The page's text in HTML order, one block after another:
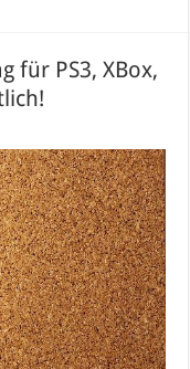
für PS3, XBox,